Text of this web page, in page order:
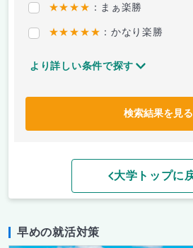
★★★★ ：まぁ楽勝
★★★★★ ：かなり楽勝
より詳しい条件で探す
検索結果を見る
大学トップに
早めの就活対策